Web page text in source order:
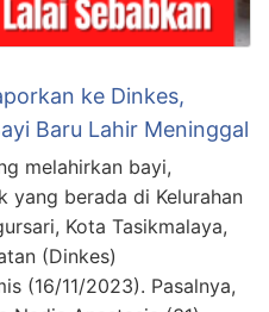
ke Dinkes,
Baru Lahir Meninggal
melahirkan bayi,
yang berada di Kelurahan
Kota Tasikmalaya,
(Dinkes)
(16/11/2023). Pasalnya,